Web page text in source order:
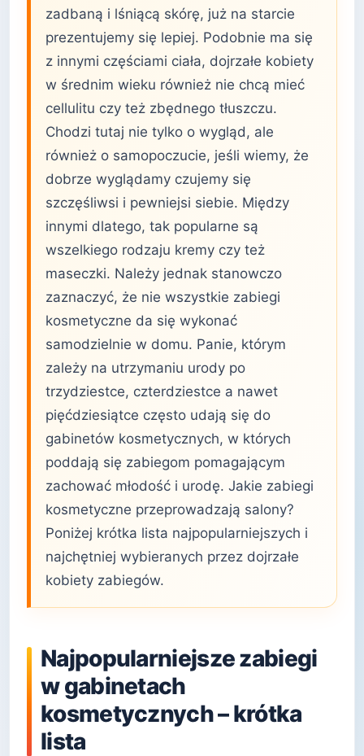
zadbaną i lśniącą skórę, już na starcie
prezentujemy się lepiej. Podobnie ma się
z innymi częściami ciała, dojrzałe kobiety
w średnim wieku również nie chcą mieć
cellulitu czy też zbędnego tłuszczu.
Chodzi tutaj nie tylko o wygląd, ale
również o samopoczucie, jeśli wiemy, że
dobrze wyglądamy czujemy się
szczęśliwsi i pewniejsi siebie. Między
innymi dlatego, tak popularne są
wszelkiego rodzaju kremy czy też
maseczki. Należy jednak stanowczo
zaznaczyć, że nie wszystkie zabiegi
kosmetyczne da się wykonać
samodzielnie w domu. Panie, którym
zależy na utrzymaniu urody po
trzydziestce, czterdziestce a nawet
pięćdziesiątce często udają się do
gabinetów kosmetycznych, w których
poddają się zabiegom pomagającym
zachować młodość i urodę. Jakie zabiegi
kosmetyczne przeprowadzają salony?
Poniżej krótka lista najpopularniejszych i
najchętniej wybieranych przez dojrzałe
kobiety zabiegów.
Najpopularniejsze zabiegi
w gabinetach
kosmetycznych – krótka
lista